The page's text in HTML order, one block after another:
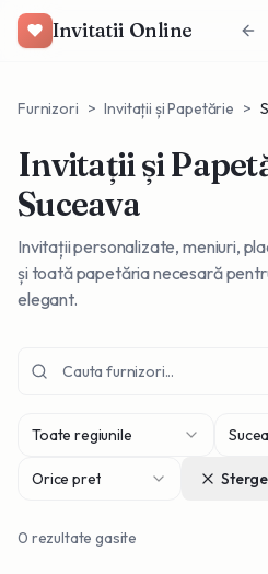
Invitatii Online
Furnizori > Invitații și Papetărie >
Invitații și
Suceava
Invitații personalizate, meniuri,
și toată papetăria necesară
elegant.
Toate regiunile
Orice pret
0 rezultate gasite